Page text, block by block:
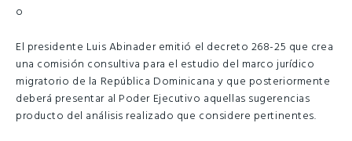
o
El presidente Luis Abinader emitió el decreto 268-25 que crea
una comisión consultiva para el estudio del marco jurídico
migratorio de la República Dominicana y que posteriormente
deberá presentar al Poder Ejecutivo aquellas sugerencias
producto del análisis realizado que considere pertinentes.